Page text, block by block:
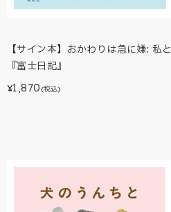
【サイン本】おかわりは急に嫌: 私と
『富士日記』
¥1,870 (税込)